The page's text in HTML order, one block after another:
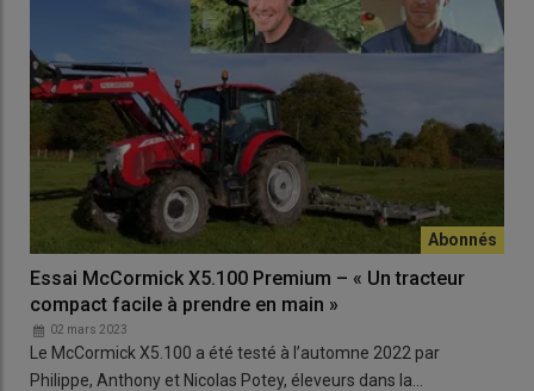
Essai McCormick X5.100 Premium – « Un tracteur
compact facile à prendre en main »
02 mars 2023
Le McCormick X5.100 a été testé à l’automne 2022 par
Philippe, Anthony et Nicolas Potey, éleveurs dans la…